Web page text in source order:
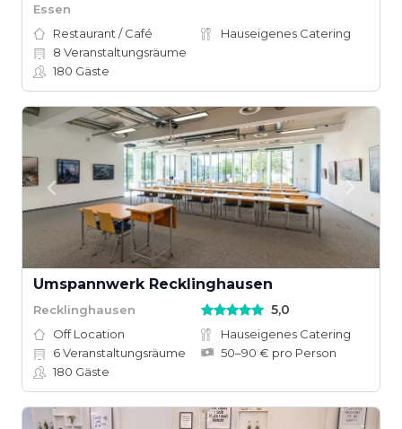
Essen
Restaurant / Café
Hauseigenes Catering
8 Veranstaltungsräume
180 Gäste
Umspannwerk Recklinghausen
Recklinghausen 5,0
Off Location
Hauseigenes Catering
6Veranstaltungsräume
50–90 € pro Person
180 Gäste